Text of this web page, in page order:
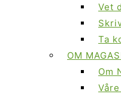
Vet
Ta
OM
Om